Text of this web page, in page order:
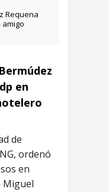
Requena
en
de
ordenó
en
Miguel